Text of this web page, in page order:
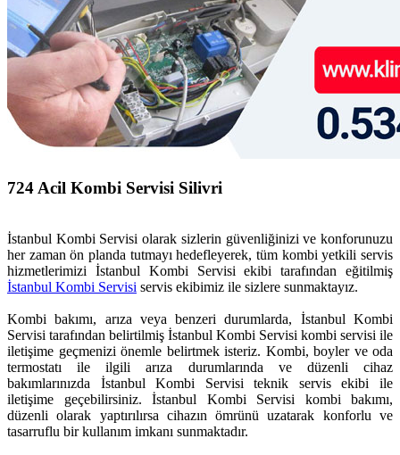
724 Acil Kombi Servisi Silivri
İstanbul Kombi Servisi olarak sizlerin güvenliğinizi ve konforunuzu
her zaman ön planda tutmayı hedefleyerek, tüm kombi yetkili servis
hizmetlerimizi İstanbul Kombi Servisi ekibi tarafından eğitilmiş
İstanbul Kombi Servisi servis ekibimiz ile sizlere sunmaktayız.
Kombi bakımı, arıza veya benzeri durumlarda, İstanbul Kombi
Servisi tarafından belirtilmiş İstanbul Kombi Servisi kombi servisi ile
iletişime geçmenizi önemle belirtmek isteriz. Kombi, boyler ve oda
termostatı ile ilgili arıza durumlarında ve düzenli cihaz
bakımlarınızda İstanbul Kombi Servisi teknik servis ekibi ile
iletişime geçebilirsiniz. İstanbul Kombi Servisi kombi bakımı,
düzenli olarak yaptırılırsa cihazın ömrünü uzatarak konforlu ve
tasarruflu bir kullanım imkanı sunmaktadır.